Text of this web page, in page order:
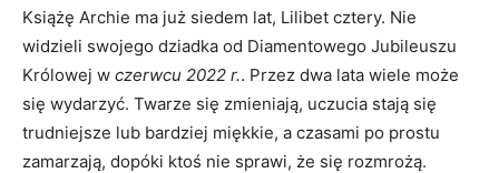
Książę Archie ma już siedem lat, Lilibet cztery. Nie
widzieli swojego dziadka od Diamentowego Jubileuszu
Królowej w czerwcu 2022 r.. Przez dwa lata wiele może
się wydarzyć. Twarze się zmieniają, uczucia stają się
trudniejsze lub bardziej miękkie, a czasami po prostu
zamarzają, dopóki ktoś nie sprawi, że się rozmrożą.